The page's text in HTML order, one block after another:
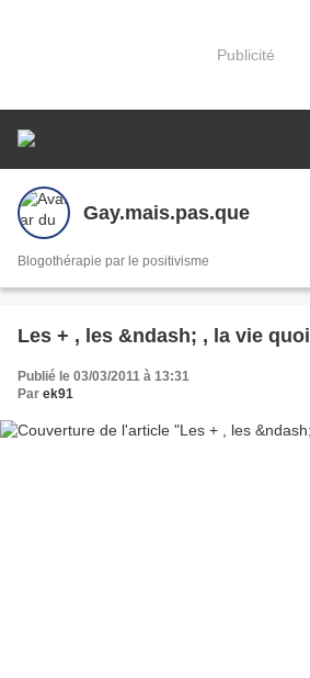
Publicité
Gay.mais.pas.que
Blogothérapie par le positivisme
Les + , les &ndash; , la vie quoi
Publié le 03/03/2011 à 13:31
Par ek91